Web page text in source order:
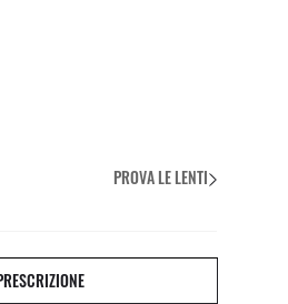
PROVA LE LENTI